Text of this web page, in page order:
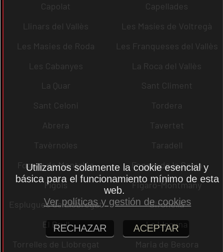
Capolat
Capellades
Llinars del Vallès
Les Masíes de Voltregà
Les Masies de Roda
Les Franqueses del Vallès
Les Cabanyes
La Roca del Vallès
La Quar
Sant Climent
Sant Celoni
Tordera
Abrera
Tavertet
Tavèrnoles
Taradell
Fogars de Montclús
Fogars de la Selva
Fígols
Figaró-Montmany
Esplugues de Llobregat
Gironella
El Brull
La Llacuna
Torrelles de Llobregat
Maria de Besora
Utilizamos solamente la cookie esencial y
básica para el funcionamiento mínimo de esta
web.
Ver políticas y gestión de cookies
RECHAZAR ACEPTAR